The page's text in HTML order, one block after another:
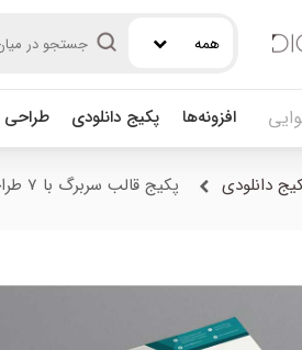
همه
افزونه‌ها پکیج دانلودی طراحی
دانلودی پکیج قالب سربرگ با 7 طراحی...